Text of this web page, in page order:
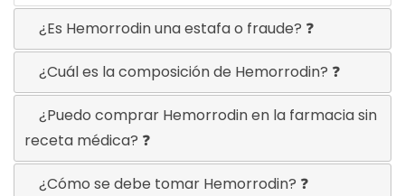
¿Es Hemorrodin una estafa o fraude? ❓
¿Cuál es la composición de Hemorrodin? ❓
¿Puedo comprar Hemorrodin en la farmacia sin
receta médica? ❓
¿Cómo se debe tomar Hemorrodin? ❓